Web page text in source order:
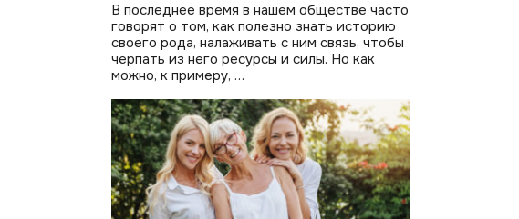
В последнее время в нашем обществе часто
говорят о том, как полезно знать историю
своего рода, налаживать с ним связь, чтобы
черпать из него ресурсы и силы. Но как
можно, к примеру, …